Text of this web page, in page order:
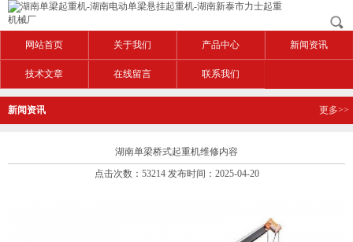
网站首页 关于我们 产品中心 新闻资讯
技术文章 在线留言 联系我们
新闻资讯 更多>>
湖南单梁桥式起重机维修内容
点击次数：53214 发布时间：2025-04-20